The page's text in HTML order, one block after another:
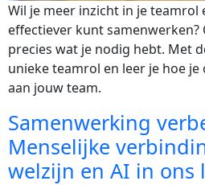
Wil je meer inzicht in je teamrol
effectiever kunt
precies wat je nodig hebt. Met
unieke teamrol en leer je hoe
aan jouw team.
Samenwerking
Menselijke
welzijn en AI in ons